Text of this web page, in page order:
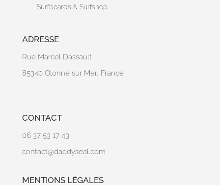
Surfboards & Surfshop
ADRESSE
Rue Marcel Dassault
85340 Olonne sur Mer, France
CONTACT
06 37 53 17 43
contact@daddyseal.com
MENTIONS LÉGALES